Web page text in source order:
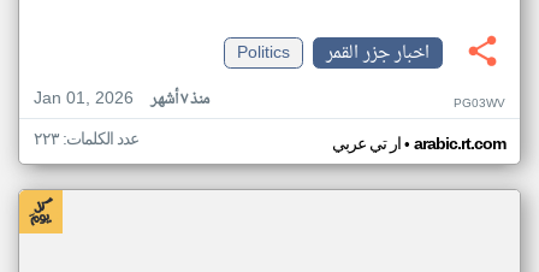
اخبار جزر القمر
Politics
Jan 01, 2026
منذ ٧ أشهر PG03WV
ار تي عربي• arabic.rt.com عدد الكلمات: ٢٢٣